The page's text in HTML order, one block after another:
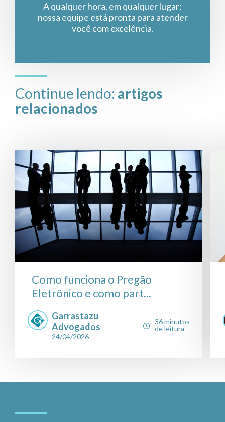
A qualquer hora, em qualquer lugar:
nossa equipe está pronta para atender
você com excelência.
Continue lendo: artigos
relacionados
Como funciona o Pregão
Eletrônico e como part...
Garrastazu
Advogados
24/04/2026
36 minutos
de leitura